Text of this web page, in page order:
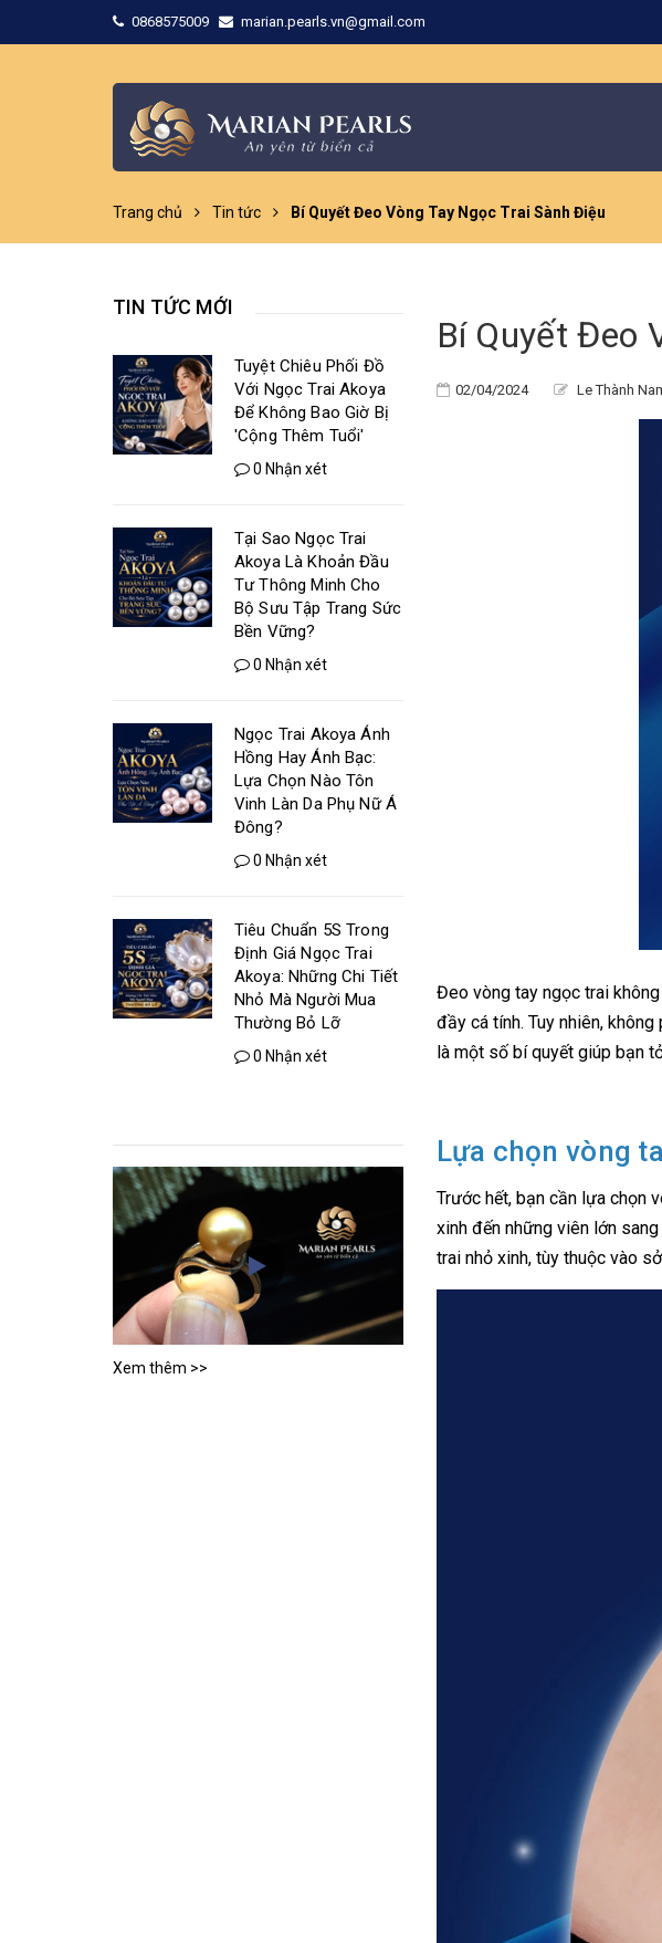
0868575009 marian.pearls.vn@gmail.com
Trang chủ Tin tức Bí Quyết Đeo Vòng Tay Ngọc Trai Sành Điệu
Bí Quyết Đeo
02/04/2024 Le Thành
Đeo vòng tay ngọc trai
đầy cá tính. Tuy nhiên,
là một số bí quyết giúp bạn
Lựa chọn vòng
Trước hết, bạn cần lựa chọn
xinh đến những viên lớn
trai nhỏ xinh, tùy thuộc vào
TIN TỨC MỚI
Tuyệt Chiêu Phối Đồ
Với Ngọc Trai Akoya
Để Không Bao Giờ Bị
'Cộng Thêm Tuổi'
0 Nhận xét
Tại Sao Ngọc Trai
Akoya Là Khoản Đầu
Tư Thông Minh Cho
Bộ Sưu Tập Trang Sức
Bền Vững?
0 Nhận xét
Ngọc Trai Akoya Ánh
Hồng Hay Ánh Bạc:
Lựa Chọn Nào Tôn
Vinh Làn Da Phụ Nữ Á
Đông?
0 Nhận xét
Tiêu Chuẩn 5S Trong
Định Giá Ngọc Trai
Akoya: Những Chi Tiết
Nhỏ Mà Người Mua
Thường Bỏ Lỡ
0 Nhận xét
Xem thêm >>